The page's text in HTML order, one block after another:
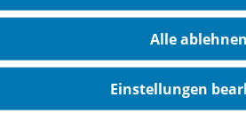
für Kinder, die eine
in der Zeit vor den Ferien.
Alle ablehnen
Einstellungen